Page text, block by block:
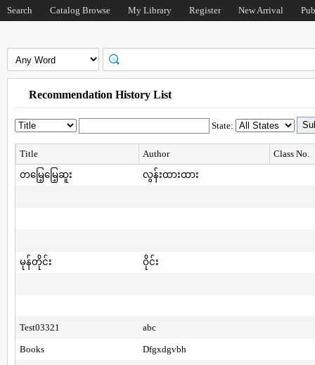
Search Catalog Browse My Library Register New Arrival
Recommendation History List
State:
Title Author
Class No.
တမြေ့မြေ့ဆူး
လွန်းထားထား
မုန်တိုင်း ဝိုင်း
Test03321 abc
Books Dfgxdgvbh